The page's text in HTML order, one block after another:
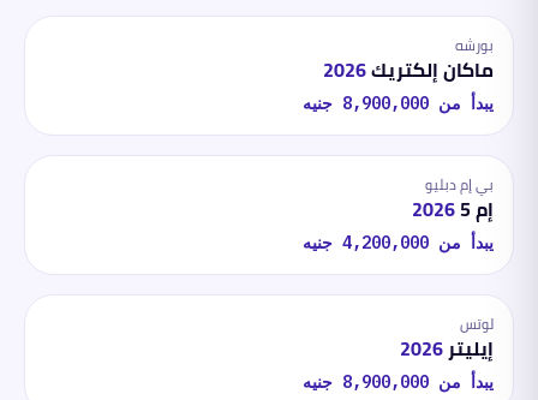
بورشه
ماكان إلكتريك2026
يبدأ من 8,900,000 جنيه
بي إم دبليو
إم 5 2026
يبدأ من 4,200,000 جنيه
لوتس
إيليتر2026
يبدأ من 8,900,000 جنيه